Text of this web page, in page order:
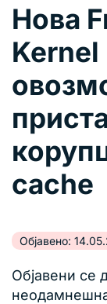
Нова
Kernel
cache
Објавено:
Објавени се